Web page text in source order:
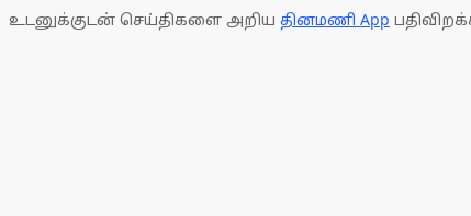
உடனுக்குடன் செய்திகளை அறிய தினமணி App